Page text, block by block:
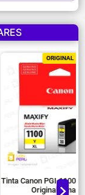
1100XL Cartucho
Cyan